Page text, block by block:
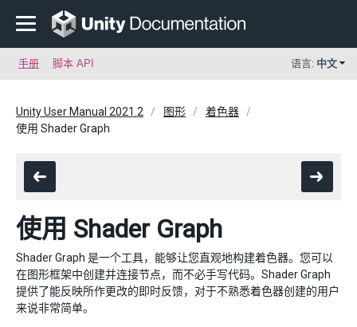
手册 脚本 API 语言: 中文
Unity User Manual 2021.2 图形
着色器
使用 Shader Graph
使用 Shader Graph
Shader Graph 是一个工具，能够让您直观地构建着色器。您可以
在图形框架中创建并连接节点，而不必手写代码。Shader Graph
提供了能反映所作更改的即时反馈，对于不熟悉着色器创建的用户
来说非常简单。